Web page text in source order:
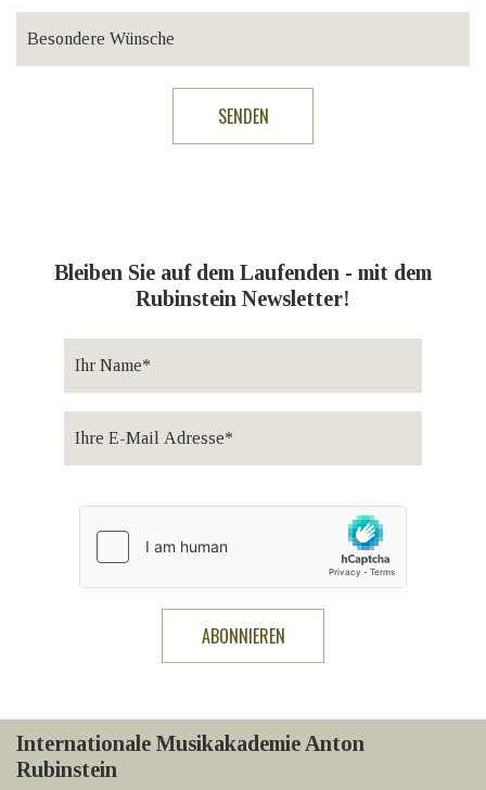
Bleiben Sie auf dem Laufenden - mit dem
Rubinstein Newsletter!
Internationale Musikakademie Anton
Rubinstein